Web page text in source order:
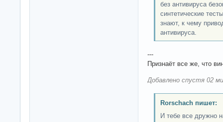
без антивируса
синтетические
знают, к чему
антивируса.
---
Признаёт все же, что
Добавлено спустя 02
Rorschach пишет:
И тебе все дружно